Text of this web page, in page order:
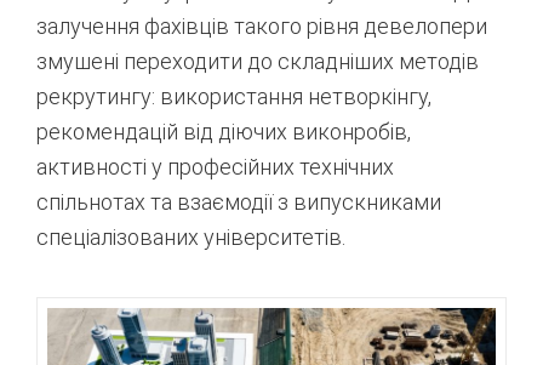
залучення фахівців такого рівня девелопери
змушені переходити до складніших методів
рекрутингу: використання нетворкінгу,
рекомендацій від діючих виконробів,
активності у професійних технічних
спільнотах та взаємодії з випускниками
спеціалізованих університетів